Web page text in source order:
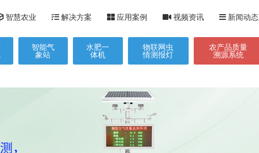
智慧农业 解决方案 应用案例 视频资讯 新闻动态
智能气
象站
水肥一
体机
物联网虫
情测报灯
农产品质量
溯源系统